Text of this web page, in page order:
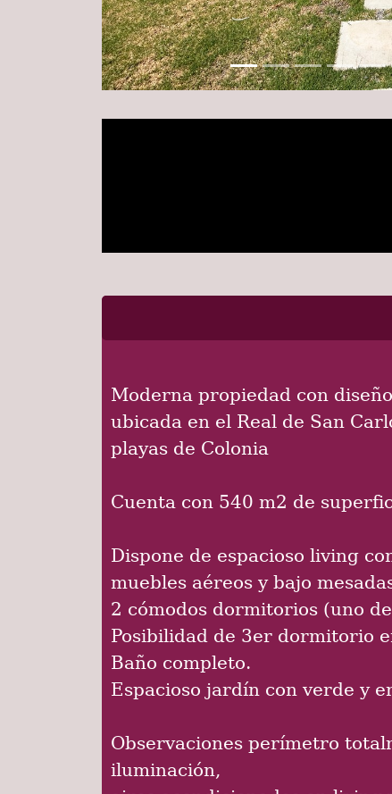
ubicada en el Real de San
playas de Colonia
muebles aéreos y bajo
2 cómodos dormitorios (uno
Posibilidad de 3er dormitorio
Baño completo.
Espacioso jardín con verde y
iluminación,
aires acondicionados en living